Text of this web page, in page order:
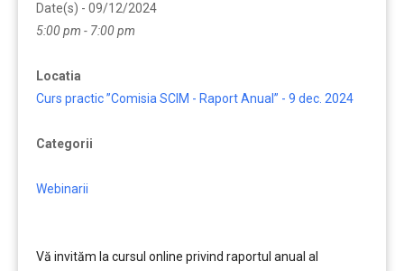
Date(s) - 09/12/2024
5:00 pm - 7:00 pm
Locatia
Curs practic ”Comisia SCIM - Raport Anual” - 9 dec. 2024
Categorii
Webinarii
Vă invităm la cursul online privind raportul anual al